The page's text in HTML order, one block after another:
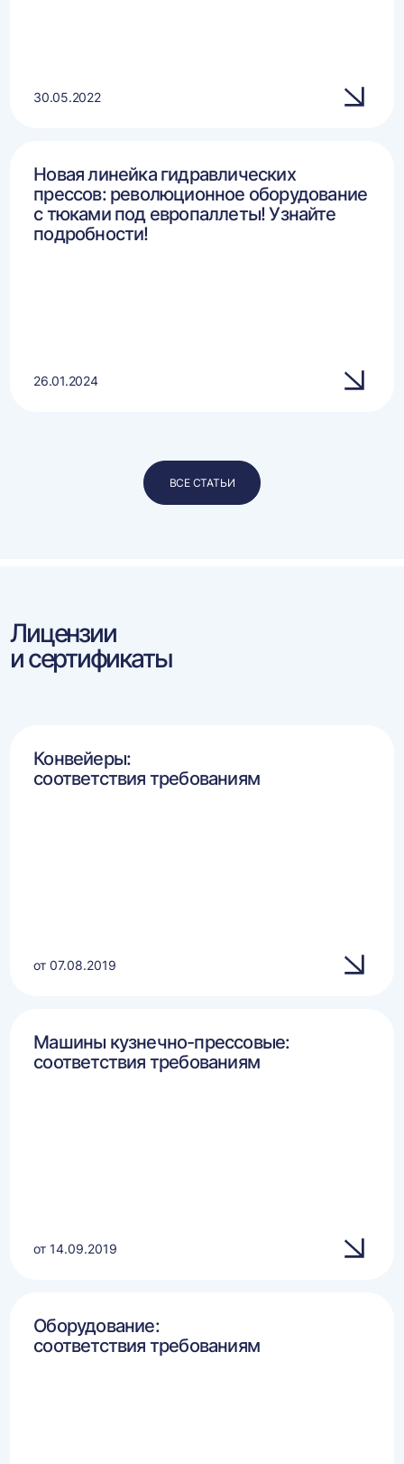
30.05.2022
Новая линейка гидравлических
прессов: революционное оборудование
с тюками под европаллеты! Узнайте
подробности!
26.01.2024
ВСЕ СТАТЬИ
Лицензии
и сертификаты
Конвейеры:
соответствия требованиям
от 07.08.2019
Машины кузнечно-прессовые:
соответствия требованиям
от 14.09.2019
Оборудование:
соответствия требованиям